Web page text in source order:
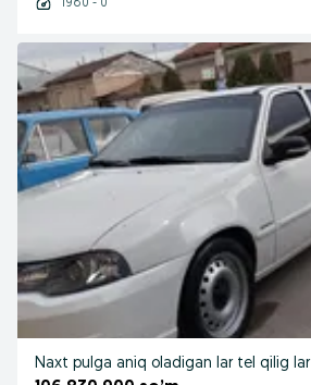
1980 - 0
Naxt pulga aniq oladigan lar tel qilig lar